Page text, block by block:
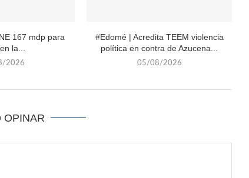
167 mdp para
la...
2026
#Edomé | Acredita TEEM violencia
política en contra de Azucena...
05/08/2026
OPINAR